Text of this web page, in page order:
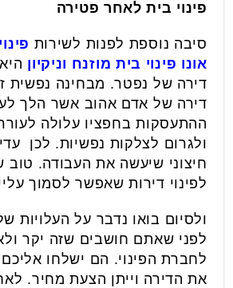
פינוי בית לאחר פטירה
סיבה נוספת לפנות לשירות
אונו פינוי בית מוזנח וניקיון
דירה של נפטר. מבחינה נפשית
דירה של אדם אהוב אשר הלך
ההתעסקות בחפציו עלולה לעורר
ולגרום לצלקות נפשיות. לכן
חיצוני שיעשה את העבודה. טוב
לפינוי דירות שאפשר לסמוך
ולסיום בואו נדבר על העלויות
לפני שאתם חושבים שזה יקר
לחברת הפינוי. הם ישלחו
את הדירה וייתן הצעת מחיר.